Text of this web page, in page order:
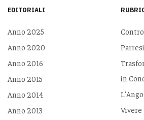
EDITORIALI
Anno 2025
Anno 2020
Anno 2016
Anno 2015
Anno 2014
Anno 2013
in
Vivere